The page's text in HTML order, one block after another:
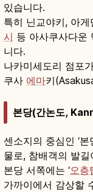
있습니다.
특히 닌교야키, 아
시 등 아사쿠사다운
니다.
나카미세도리 점포
쿠사 에마키
본당(간논도,
센소지의 중심인 ‘
물로, 참배객의 발
본당 서쪽에는 ‘오층
가까이에서 감상할